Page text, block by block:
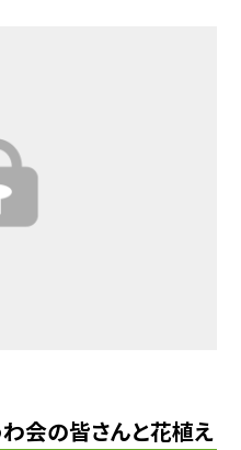
会の皆さんと花植え